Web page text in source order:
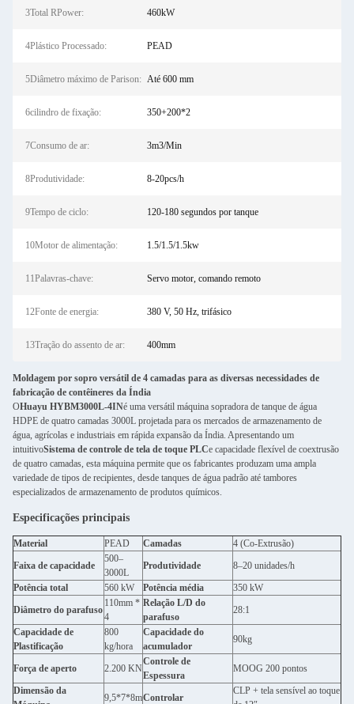
3Total RPower: 460kW
4Plástico Processado: PEAD
5Diâmetro máximo de Parison: Até 600 mm
6cilindro de fixação: 350+200*2
7Consumo de ar: 3m3/Min
8Produtividade: 8-20pcs/h
9Tempo de ciclo: 120-180 segundos por tanque
10Motor de alimentação: 1.5/1.5/1.5kw
11Palavras-chave: Servo motor, comando remoto
12Fonte de energia: 380 V, 50 Hz, trifásico
13Tração do assento de ar: 400mm
Moldagem por sopro versátil de 4 camadas para as diversas necessidades de
fabricação de contêineres da Índia
OHuayu HYBM3000L-4INé uma versátil máquina sopradora de tanque de água
HDPE de quatro camadas 3000L projetada para os mercados de armazenamento de
água, agrícolas e industriais em rápida expansão da Índia. Apresentando um
intuitivoSistema de controle de tela de toque PLCe capacidade flexível de coextrusão
de quatro camadas, esta máquina permite que os fabricantes produzam uma ampla
variedade de tipos de recipientes, desde tanques de água padrão até tambores
especializados de armazenamento de produtos químicos.
Especificações principais
Material PEAD Camadas
4 (Co-Extrusão)
Faixa de capacidade
500–
3000L
Produtividade
8–20 unidades/h
Potência total
560 kW Potência média
350 kW
Diâmetro do parafuso
110mm *
4
Relação L/D do
parafuso
28:1
Capacidade de
Plastificação
800
kg/hora
Capacidade do
acumulador
90kg
Força de aperto 2.200 KN
Controle de
Espessura
MOOG 200 pontos
Dimensão da
9,5*7*8mControlar
CLP + tela sensível ao toque